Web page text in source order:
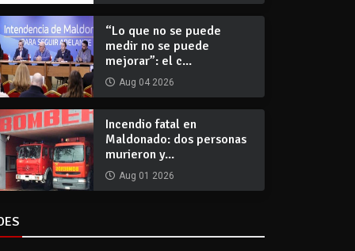
“Lo que no se puede
medir no se puede
mejorar”: el c...
Aug 04 2026
Incendio fatal en
Maldonado: dos personas
murieron y...
Aug 01 2026